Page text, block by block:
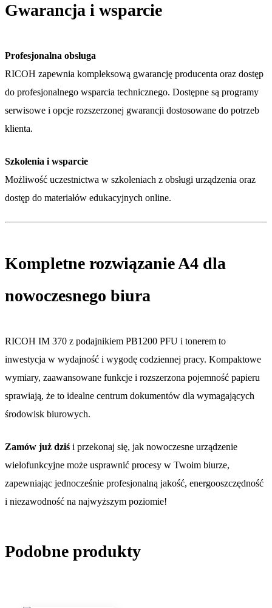
Gwarancja i wsparcie
Profesjonalna obsługa
RICOH zapewnia kompleksową gwarancję producenta oraz dostęp
do profesjonalnego wsparcia technicznego. Dostępne są programy
serwisowe i opcje rozszerzonej gwarancji dostosowane do potrzeb
klienta.
Szkolenia i wsparcie
Możliwość uczestnictwa w szkoleniach z obsługi urządzenia oraz
dostęp do materiałów edukacyjnych online.
Kompletne rozwiązanie A4 dla
nowoczesnego biura
RICOH IM 370 z podajnikiem PB1200 PFU i tonerem to
inwestycja w wydajność i wygodę codziennej pracy. Kompaktowe
wymiary, zaawansowane funkcje i rozszerzona pojemność papieru
sprawiają, że to idealne centrum dokumentów dla wymagających
środowisk biurowych.
Zamów już dziś i przekonaj się, jak nowoczesne urządzenie
wielofunkcyjne może usprawnić procesy w Twoim biurze,
zapewniając jednocześnie profesjonalną jakość, energooszczędność
i niezawodność na najwyższym poziomie!
Podobne produkty